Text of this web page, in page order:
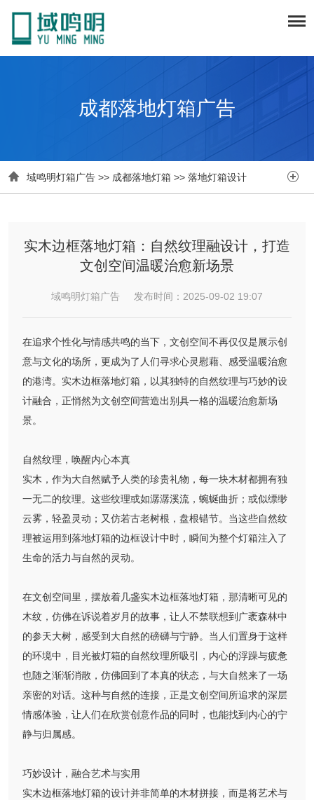
成都落地灯箱广告
 域鸣明灯箱广告 >> 成都落地灯箱 >> 落地灯箱设计 
实木边框落地灯箱：自然纹理融设计，打造
文创空间温暖治愈新场景
域鸣明灯箱广告 发布时间：2025-09-02 19:07
在追求个性化与情感共鸣的当下，文创空间不再仅仅是展示创
意与文化的场所，更成为了人们寻求心灵慰藉、感受温暖治愈
的港湾。实木边框落地灯箱，以其独特的自然纹理与巧妙的设
计融合，正悄然为文创空间营造出别具一格的温暖治愈新场
景。
自然纹理，唤醒内心本真
实木，作为大自然赋予人类的珍贵礼物，每一块木材都拥有独
一无二的纹理。这些纹理或如潺潺溪流，蜿蜒曲折；或似缥缈
云雾，轻盈灵动；又仿若古老树根，盘根错节。当这些自然纹
理被运用到落地灯箱的边框设计中时，瞬间为整个灯箱注入了
生命的活力与自然的灵动。
在文创空间里，摆放着几盏实木边框落地灯箱，那清晰可见的
木纹，仿佛在诉说着岁月的故事，让人不禁联想到广袤森林中
的参天大树，感受到大自然的磅礴与宁静。当人们置身于这样
的环境中，目光被灯箱的自然纹理所吸引，内心的浮躁与疲惫
也随之渐渐消散，仿佛回到了本真的状态，与大自然来了一场
亲密的对话。这种与自然的连接，正是文创空间所追求的深层
情感体验，让人们在欣赏创意作品的同时，也能找到内心的宁
静与归属感。
巧妙设计，融合艺术与实用
实木边框落地灯箱的设计并非简单的木材拼接，而是将艺术与